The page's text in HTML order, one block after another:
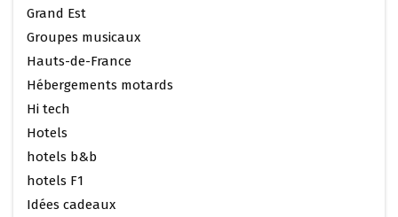
Grand Est
Groupes musicaux
Hauts-de-France
Hébergements motards
Hi tech
Hotels
hotels b&b
hotels F1
Idées cadeaux